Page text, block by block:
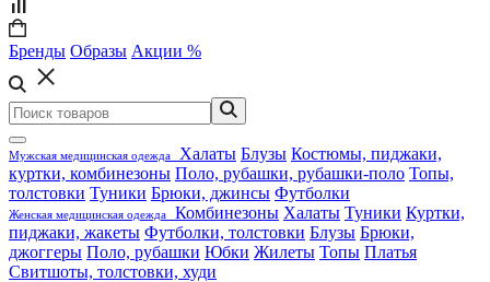
Бренды Образы Акции %
Мужская медицинская одежда Халаты Блузы Костюмы, пиджаки,
куртки, комбинезоны Поло, рубашки, рубашки-поло Топы,
толстовки Туники Брюки, джинсы Футболки
Женская медицинская одежда Комбинезоны Халаты Туники Куртки,
пиджаки, жакеты Футболки, толстовки Блузы Брюки,
джоггеры Поло, рубашки Юбки Жилеты Топы Платья
Свитшоты, толстовки, худи